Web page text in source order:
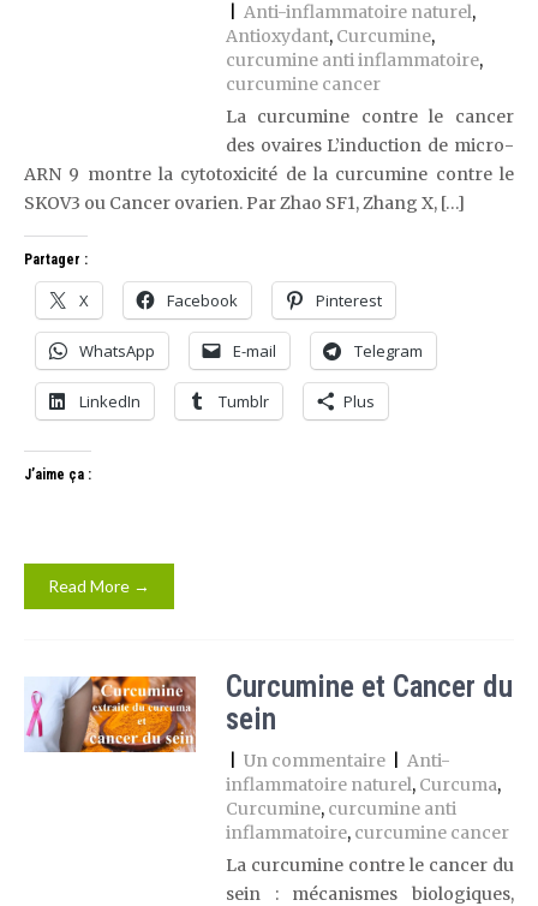
Anti-inflammatoire naturel,
Antioxydant, Curcumine,
curcumine anti inflammatoire,
curcumine cancer
La curcumine contre le cancer
des ovaires L’induction de micro-
ARN 9 montre la cytotoxicité de la curcumine contre le
SKOV3 ou Cancer ovarien. Par Zhao SF1, Zhang X, […]
Partager :
X Facebook Pinterest
WhatsApp E-mail Telegram
LinkedIn Tumblr Plus
J’aime ça :
Read More →
Curcumine et Cancer du
sein
Un commentaire
Anti-
inflammatoire naturel, Curcuma,
Curcumine, curcumine anti
inflammatoire, curcumine cancer
La curcumine contre le cancer du
sein : mécanismes biologiques,